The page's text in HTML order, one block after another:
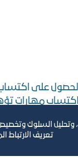
على
اكتساب مهارات
وتحليل السلوك
تعريف الارتباط